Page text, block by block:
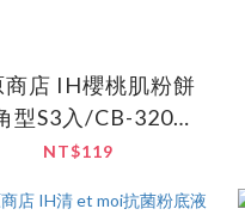
商店 IH櫻桃肌粉餅
型S3入/CB-3205
日本製
NT$119